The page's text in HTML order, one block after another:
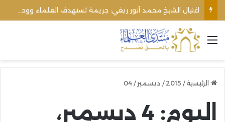
القائمة
الرئيسية/
2015
/ ديسمبر /
04
اليوم:
4 ديسمبر،